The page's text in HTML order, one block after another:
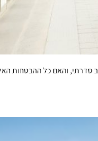
סדרתי, והאם כל ההבטחות